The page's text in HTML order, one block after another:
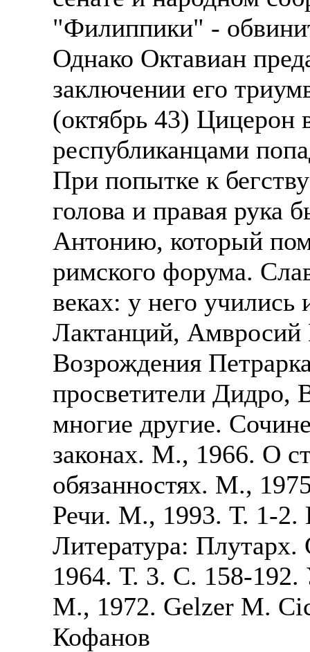
"Филиппики" -
Однако Октавиан
заключении его
(октябрь 43) Цицерон
республиканцами
При попытке к
голова и правая рука
Антонию, который
римского форума.
веках: у него
Лактанций, Амвросий
Возрождения
просветители
многие другие.
законах. М., 1966. О
обязанностях. М.,
Речи. М., 1993. Т. 1-
Литература:
1964. Т. 3. С. 158-
М., 1972. Gelzer M.
Кофанов